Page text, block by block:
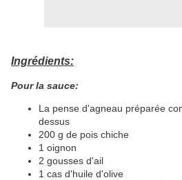
Ingrédients:
Pour la sauce:
La pense d'agneau préparée
dessus
200 g de pois chiche
1 oignon
2 gousses d'ail
1 cas d'huile d'olive